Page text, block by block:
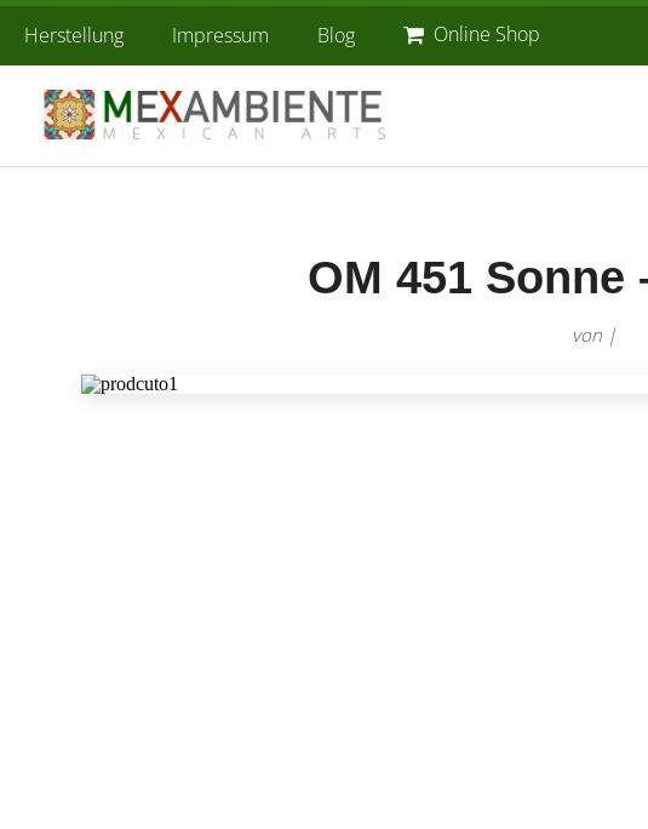
Herstellung Impressum Blog Online Shop
OM 451 Sonne
von |